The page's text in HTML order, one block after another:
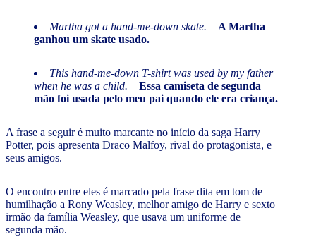
Martha got a hand-me-down skate. – A Martha
ganhou um skate usado.
This hand-me-down T-shirt was used by my father
when he was a child. – Essa camiseta de segunda
mão foi usada pelo meu pai quando ele era criança.
A frase a seguir é muito marcante no início da saga Harry
Potter, pois apresenta Draco Malfoy, rival do protagonista, e
seus amigos.
O encontro entre eles é marcado pela frase dita em tom de
humilhação a Rony Weasley, melhor amigo de Harry e sexto
irmão da família Weasley, que usava um uniforme de
segunda mão.